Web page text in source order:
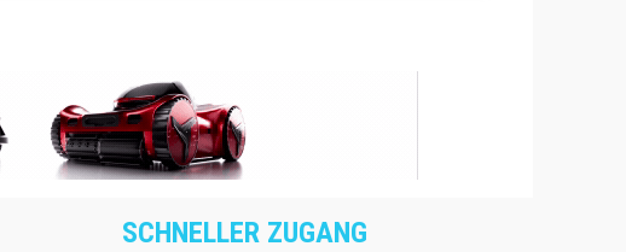
SCHNELLER ZUGANG